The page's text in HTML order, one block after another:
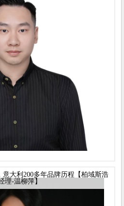
大利200多年品牌历程【柏域斯浩
理-温柳萍】